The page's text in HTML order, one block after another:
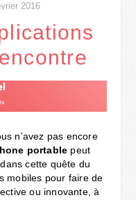
2016
n’avez pas encore
portable peut
cette quête du
mobiles pour faire de
ou innovante, à